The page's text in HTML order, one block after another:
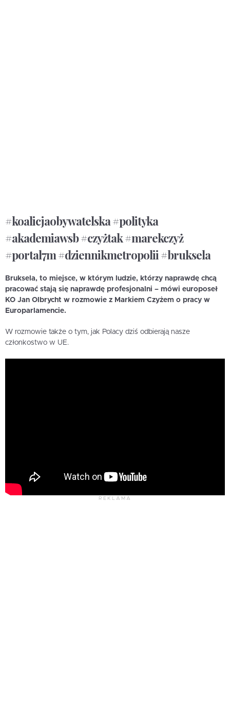
#koalicjaobywatelska #polityka
#akademiawsb #czyżtak #marekczyż
#portal7m #dziennikmetropolii #bruksela
Bruksela, to miejsce, w którym ludzie, którzy naprawdę chcą
pracować stają się naprawdę profesjonalni – mówi europoseł
KO Jan Olbrycht w rozmowie z Markiem Czyżem o pracy w
Europarlamencie.
W rozmowie także o tym, jak Polacy dziś odbierają nasze
członkostwo w UE.
REKLAMA